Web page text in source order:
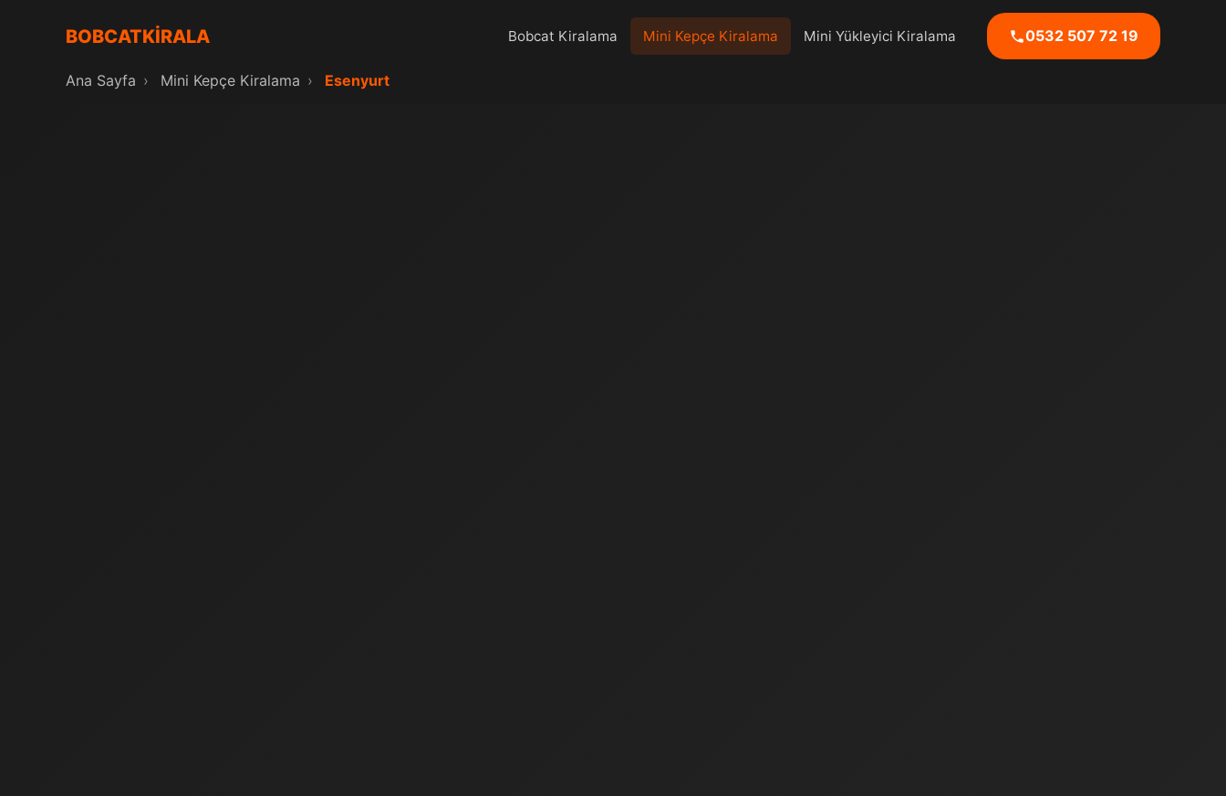
BOBCATKİRALA Bobcat Kiralama Mini Kepçe Kiralama Mini Yükleyici Kiralama 0532 507 72 19
Ana Sayfa › Mini Kepçe Kiralama › Esenyurt